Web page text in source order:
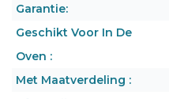
Garantie:
Geschikt Voor In De
Oven :
Met Maatverdeling :